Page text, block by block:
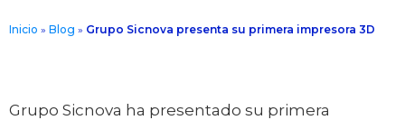
Inicio » Blog » Grupo Sicnova presenta su primera impresora 3D
Grupo Sicnova ha presentado su primera